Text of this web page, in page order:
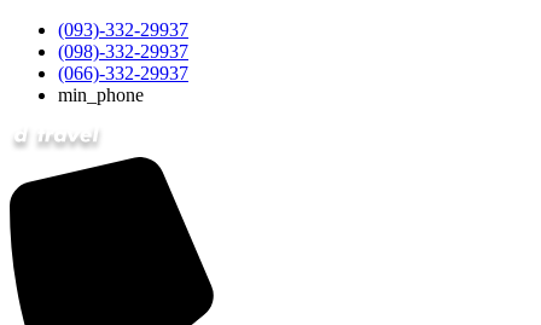
(093)-332-29937
(098)-332-29937
(066)-332-29937
min_phone